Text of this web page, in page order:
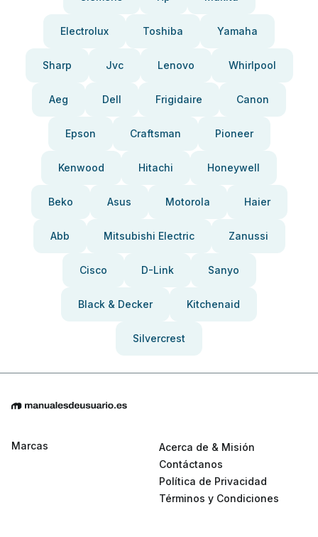
Electrolux Toshiba Yamaha
Sharp Jvc Lenovo Whirlpool
Aeg Dell Frigidaire Canon
Epson Craftsman Pioneer
Kenwood Hitachi Honeywell
Beko Asus Motorola Haier
Abb Mitsubishi Electric Zanussi
Cisco D-Link Sanyo
Black & Decker Kitchenaid
Silvercrest
Marcas
Acerca de & Misión
Contáctanos
Política de Privacidad
Términos y Condiciones